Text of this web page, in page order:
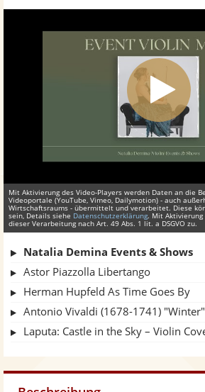
Mit Aktivierung des Video-Players werden Daten an die
Videoportale (YouTube, Vimeo, Dailymotion) - auch
Wirtschaftsraums - übermittelt und verarbeitet. Diese
sein, Details siehe Datenschutzerklärung. Mit Aktivierung
dieser Verarbeitung nach Art. 49 Abs. 1 lit. a DSGVO zu.
Natalia Demina Events & Shows
Astor Piazzolla Libertango
Herman Hupfeld As Time Goes By
Antonio Vivaldi (1678-1741) "Winter"
Laputa: Castle in the Sky – Violin